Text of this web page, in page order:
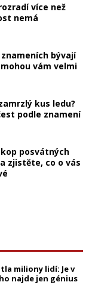
více než
nemá
bývají
vám velmi
kus ledu?
podle znamení
posvátných
zjistěte, co o vás
miliony lidí: Je v
najde jen génius